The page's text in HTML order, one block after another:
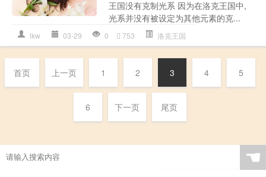
王国没有克制光系 因为在洛克王国中,
光系并没有被设定为其他元素的克...
lkw 03-29 0 753 洛克王国
首页 上一页 1 2 3 4 5
6 下一页 尾页
☚